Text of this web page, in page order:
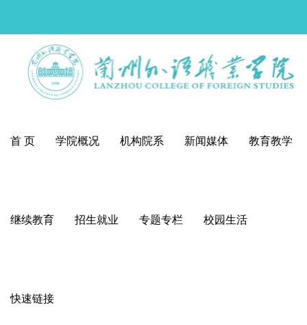
首 页 学院概况 机构院系 新闻媒体 教育教学
继续教育 招生就业 专题专栏 校园生活
快速链接